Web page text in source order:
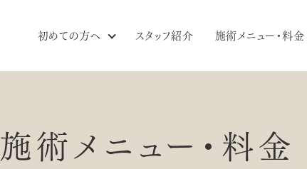
初めての方へ スタッフ紹介 施術メニュー・料金
施術メニュー・料金